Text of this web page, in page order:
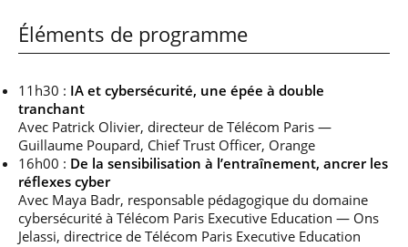
Éléments de programme
11h30 : IA et cybersécurité, une épée à double
tranchant
Avec Patrick Olivier, directeur de Télécom Paris —
Guillaume Poupard, Chief Trust Officer, Orange
16h00 : De la sensibilisation à l’entraînement, ancrer les
réflexes cyber
Avec Maya Badr, responsable pédagogique du domaine
cybersécurité à Télécom Paris Executive Education — Ons
Jelassi, directrice de Télécom Paris Executive Education